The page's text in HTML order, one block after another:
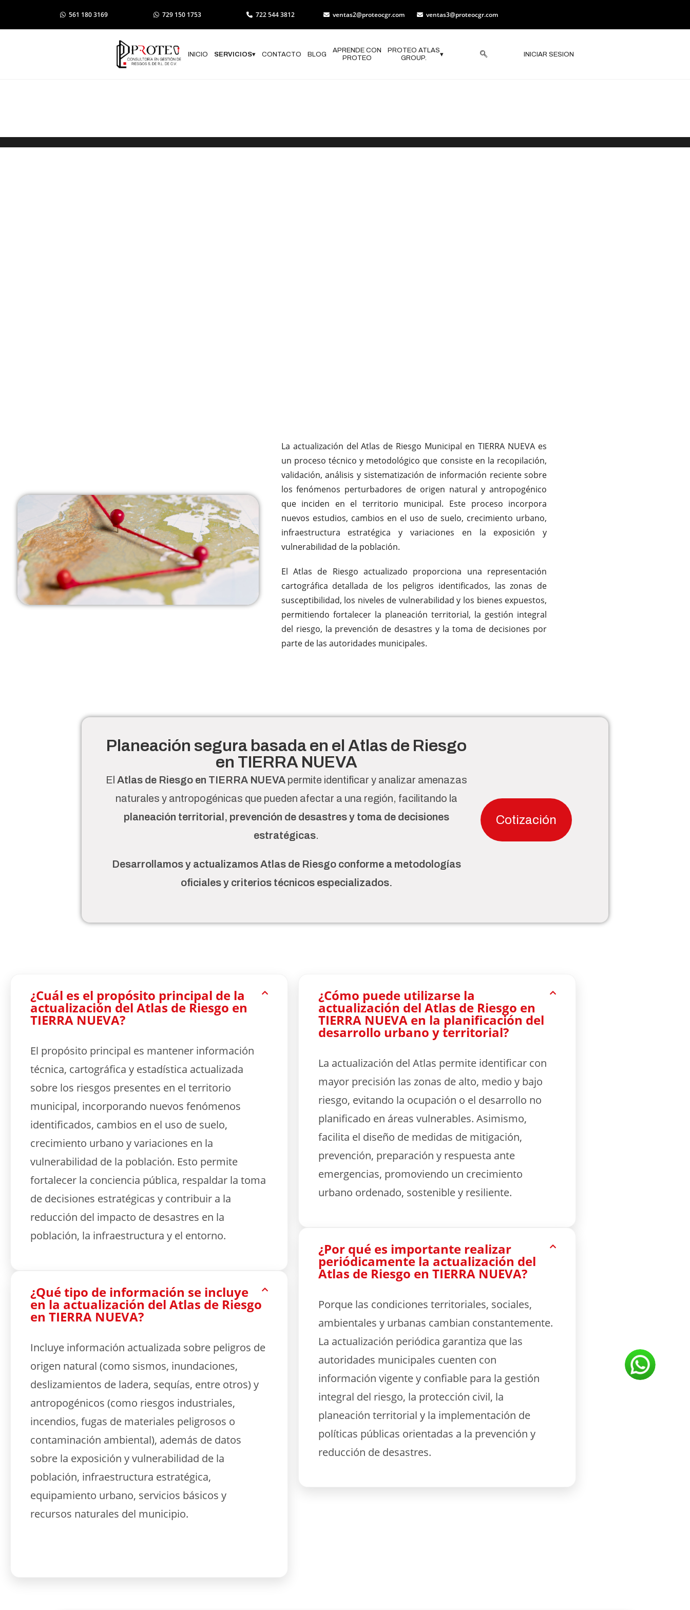
561 180 3169 729 150 1753 722 544 3812 ventas2@proteocgr.com ventas3@proteocgr.com
INICIO SERVICIOS▾ CONTACTO BLOG
APRENDE CON
PROTEO
PROTEO ATLAS
GROUP.
▾ INICIAR SESION
La actualización del Atlas de Riesgo Municipal en TIERRA NUEVA es
un proceso técnico y metodológico que consiste en la recopilación,
validación, análisis y sistematización de información reciente sobre
los fenómenos perturbadores de origen natural y antropogénico
que inciden en el territorio municipal. Este proceso incorpora
nuevos estudios, cambios en el uso de suelo, crecimiento urbano,
infraestructura estratégica y variaciones en la exposición y
vulnerabilidad de la población.
El Atlas de Riesgo actualizado proporciona una representación
cartográfica detallada de los peligros identificados, las zonas de
susceptibilidad, los niveles de vulnerabilidad y los bienes expuestos,
permitiendo fortalecer la planeación territorial, la gestión integral
del riesgo, la prevención de desastres y la toma de decisiones por
parte de las autoridades municipales.
Planeación segura basada en el Atlas de Riesgo
en TIERRA NUEVA
El Atlas de Riesgo en TIERRA NUEVApermite identificar y analizar amenazas
naturales y antropogénicas que pueden afectar a una región, facilitando la
planeación territorial, prevención de desastres y toma de decisiones
estratégicas.
Desarrollamos y actualizamos Atlas de Riesgo conforme a metodologías
oficiales y criterios técnicos especializados.
Cotización
¿Cuál es el propósito principal de la
actualización del Atlas de Riesgo en
TIERRA NUEVA?
El propósito principal es mantener información
técnica, cartográfica y estadística actualizada
sobre los riesgos presentes en el territorio
municipal, incorporando nuevos fenómenos
identificados, cambios en el uso de suelo,
crecimiento urbano y variaciones en la
vulnerabilidad de la población. Esto permite
fortalecer la conciencia pública, respaldar la toma
de decisiones estratégicas y contribuir a la
reducción del impacto de desastres en la
población, la infraestructura y el entorno.
¿Qué tipo de información se incluye
en la actualización del Atlas de Riesgo
en TIERRA NUEVA?
Incluye información actualizada sobre peligros de
origen natural (como sismos, inundaciones,
deslizamientos de ladera, sequías, entre otros) y
antropogénicos (como riesgos industriales,
incendios, fugas de materiales peligrosos o
contaminación ambiental), además de datos
sobre la exposición y vulnerabilidad de la
población, infraestructura estratégica,
equipamiento urbano, servicios básicos y
recursos naturales del municipio.
¿Cómo puede utilizarse la
actualización del Atlas de Riesgo en
TIERRA NUEVA en la planificación del
desarrollo urbano y territorial?
La actualización del Atlas permite identificar con
mayor precisión las zonas de alto, medio y bajo
riesgo, evitando la ocupación o el desarrollo no
planificado en áreas vulnerables. Asimismo,
facilita el diseño de medidas de mitigación,
prevención, preparación y respuesta ante
emergencias, promoviendo un crecimiento
urbano ordenado, sostenible y resiliente.
¿Por qué es importante realizar
periódicamente la actualización del
Atlas de Riesgo en TIERRA NUEVA?
Porque las condiciones territoriales, sociales,
ambientales y urbanas cambian constantemente.
La actualización periódica garantiza que las
autoridades municipales cuenten con
información vigente y confiable para la gestión
integral del riesgo, la protección civil, la
planeación territorial y la implementación de
políticas públicas orientadas a la prevención y
reducción de desastres.